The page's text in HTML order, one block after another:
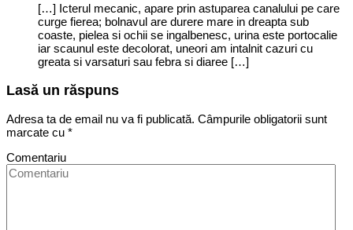
[…] Icterul mecanic, apare prin astuparea canalului pe care
curge fierea; bolnavul are durere mare in dreapta sub
coaste, pielea si ochii se ingalbenesc, urina este portocalie
iar scaunul este decolorat, uneori am intalnit cazuri cu
greata si varsaturi sau febra si diaree […]
Lasă un răspuns
Adresa ta de email nu va fi publicată. Câmpurile obligatorii sunt
marcate cu *
Comentariu